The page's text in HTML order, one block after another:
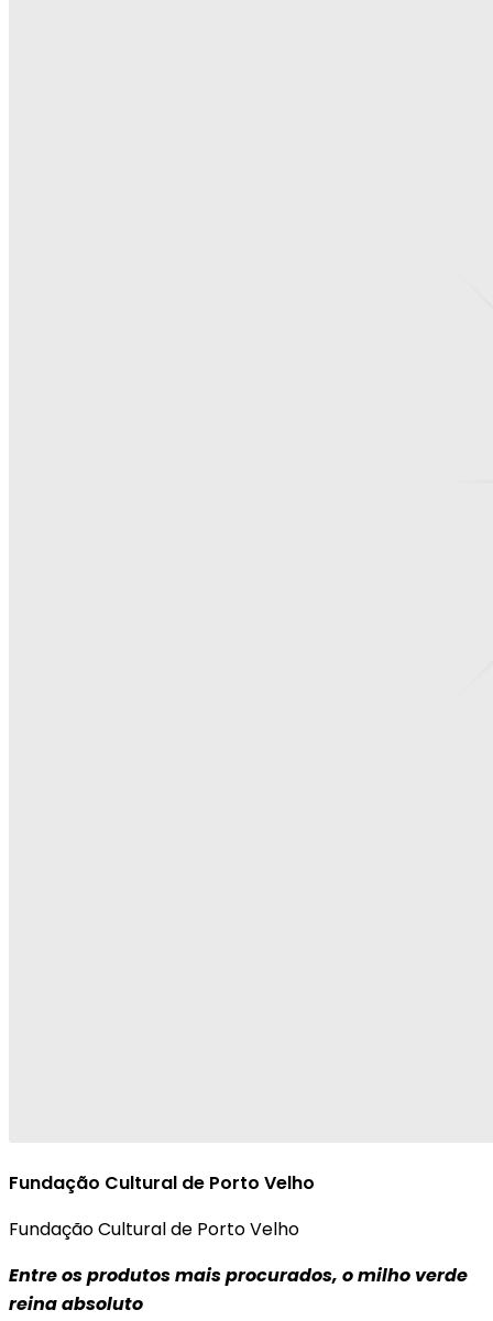
Fundação Cultural de Porto Velho
Fundação Cultural de Porto Velho
Entre os produtos mais procurados, o milho verde
reina absoluto